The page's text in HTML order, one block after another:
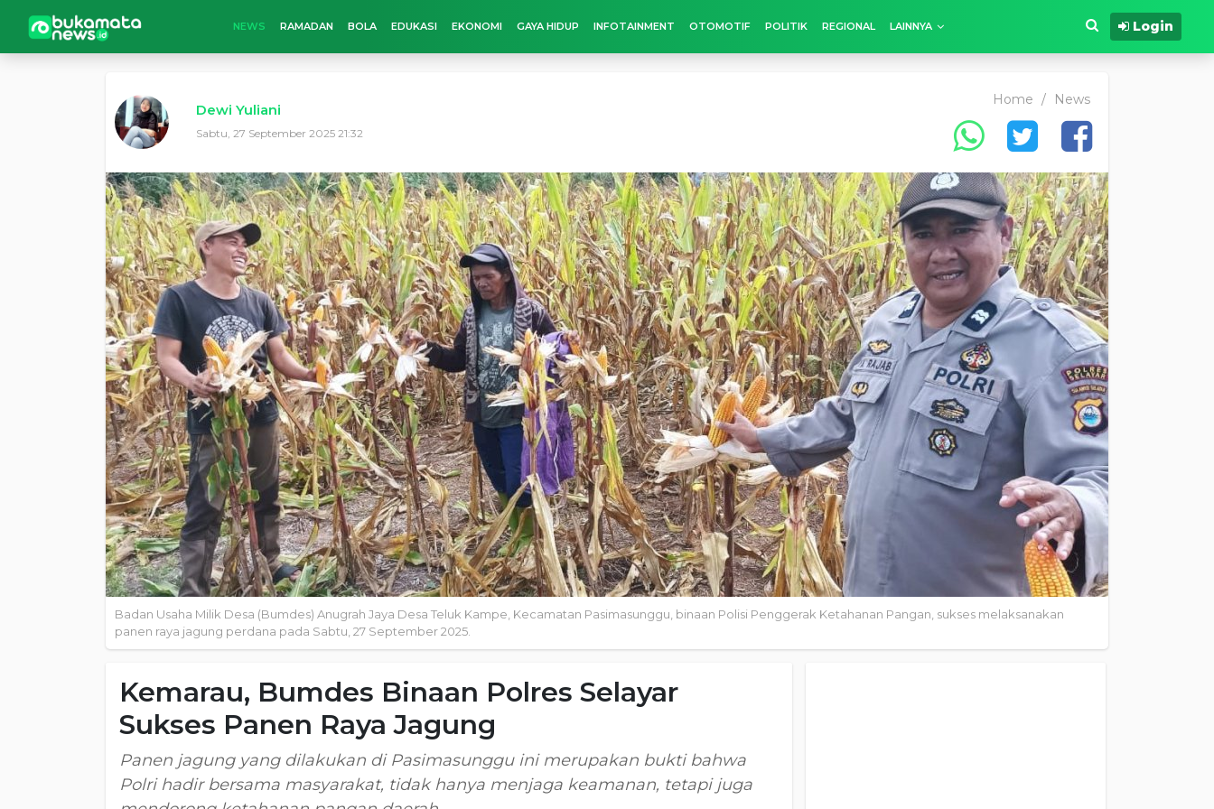
NEWS RAMADAN BOLA EDUKASI EKONOMI GAYA HIDUP INFOTAINMENT OTOMOTIF POLITIK REGIONAL LAINNYA Login
Dewi Yuliani
Sabtu, 27 September 2025 21:32
Home / News
Badan Usaha Milik Desa (Bumdes) Anugrah Jaya Desa Teluk Kampe, Kecamatan Pasimasunggu, binaan Polisi Penggerak Ketahanan Pangan, sukses melaksanakan
panen raya jagung perdana pada Sabtu, 27 September 2025.
Kemarau, Bumdes Binaan Polres Selayar
Sukses Panen Raya Jagung
Panen jagung yang dilakukan di Pasimasunggu ini merupakan bukti bahwa
Polri hadir bersama masyarakat, tidak hanya menjaga keamanan, tetapi juga